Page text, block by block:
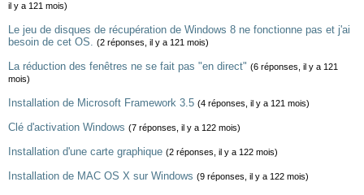
il y a 121 mois)
Le jeu de disques de récupération de Windows 8 ne fonctionne pas et j'ai
besoin de cet OS. (2 réponses, il y a 121 mois)
La réduction des fenêtres ne se fait pas "en direct" (6 réponses, il y a 121
mois)
Installation de Microsoft Framework 3.5 (4 réponses, il y a 121 mois)
Clé d'activation Windows (7 réponses, il y a 122 mois)
Installation d'une carte graphique (2 réponses, il y a 122 mois)
Installation de MAC OS X sur Windows (9 réponses, il y a 122 mois)